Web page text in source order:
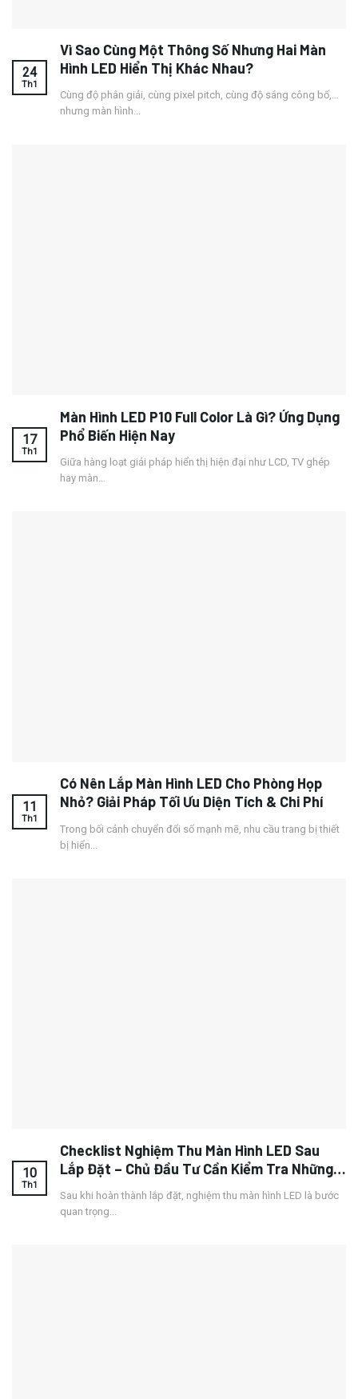
Vì Sao Cùng Một Thông Số Nhưng Hai Màn
Hình LED Hiển Thị Khác Nhau?
Cùng độ phân giải, cùng pixel pitch, cùng độ sáng công bố,…
nhưng màn hình...
24
Th1
Màn Hình LED P10 Full Color Là Gì? Ứng Dụng
Phổ Biến Hiện Nay
Giữa hàng loạt giải pháp hiển thị hiện đại như LCD, TV ghép
hay màn...
17
Th1
Có Nên Lắp Màn Hình LED Cho Phòng Họp
Nhỏ? Giải Pháp Tối Ưu Diện Tích & Chi Phí
Trong bối cảnh chuyển đổi số mạnh mẽ, nhu cầu trang bị thiết
bị hiển...
11
Th1
Checklist Nghiệm Thu Màn Hình LED Sau
Lắp Đặt – Chủ Đầu Tư Cần Kiểm Tra Những
Sau khi hoàn thành lắp đặt, nghiệm thu màn hình LED là bước
quan trọng...
10
Th1